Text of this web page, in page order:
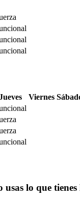
ueves Viernes S
usas lo que